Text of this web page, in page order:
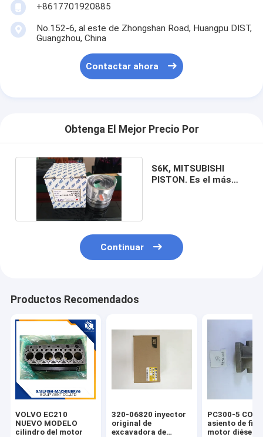
+8617701920885
No.152-6, al este de Zhongshan Road, Huangpu DIST,
Guangzhou, China
Contactar ahora
Obtenga El Mejor Precio Por
S6K, MITSUBISHI
PISTON. Es el más
Continuar
Productos Recomendados
VOLVO EC210
NUEVO MODELO
cilindro del motor
320-06820 inyector
original de
excavadora de
PC300-5
asiento de
motor diésel